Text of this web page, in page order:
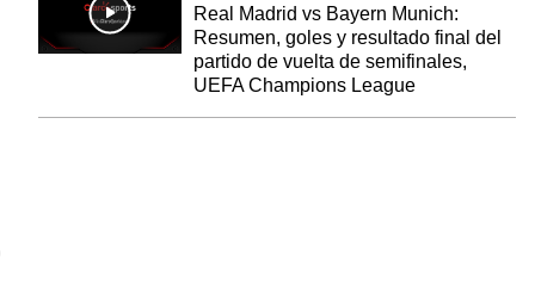
Real Madrid vs Bayern Munich:
Resumen, goles y resultado final del
partido de vuelta de semifinales,
UEFA Champions League